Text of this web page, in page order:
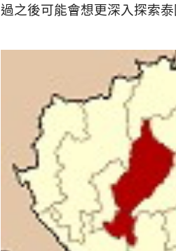
過之後可能會想更深入探索